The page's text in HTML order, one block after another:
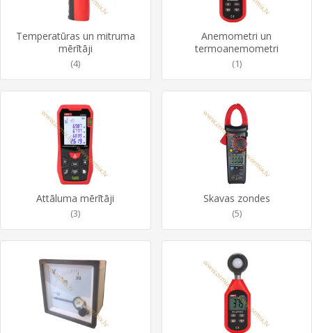
Temperatūras un mitruma
mērītāji
(4)
Anemometri un
termoanemometri
(1)
Attāluma mērītāji
(3)
Skavas zondes
(5)